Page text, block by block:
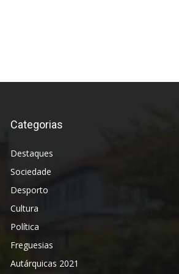
Categorias
Destaques
Sociedade
Desporto
Cultura
Política
Freguesias
Autárquicas 2021